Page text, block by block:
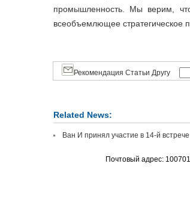
промышленность. Мы верим,
всеобъемлющее стратегическое
Рекомендация Статьи Другу
Related News:
Ван И принял участие в 14-й
Почтовый адрес: